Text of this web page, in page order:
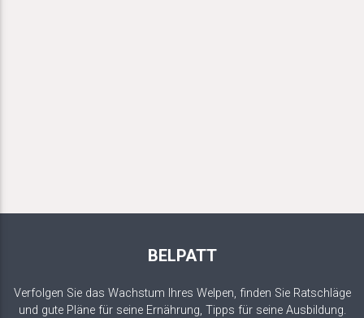
BELPATT
Verfolgen Sie das Wachstum Ihres Welpen, finden Sie Ratschläge
und gute Pläne für seine Ernährung, Tipps für seine Ausbildung.